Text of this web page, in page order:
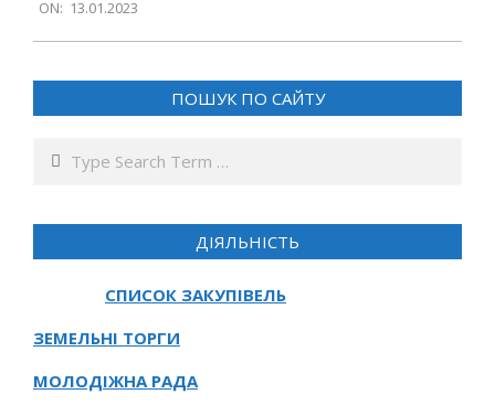
01-
13
ON: 13.01.2023
ПОШУК ПО САЙТУ
Search
ДІЯЛЬНІСТЬ
СПИСОК ЗАКУПІВЕЛЬ
ЗЕМЕЛЬНІ ТОРГИ
МОЛОДІЖНА РАДА